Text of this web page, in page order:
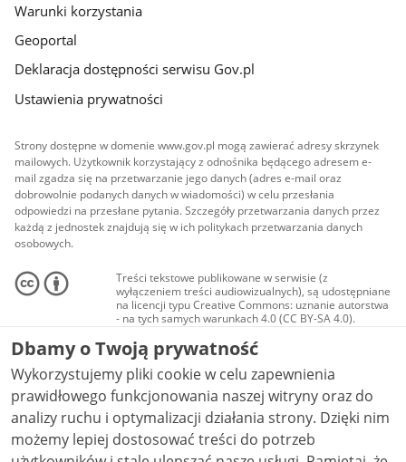
Warunki korzystania
Geoportal
Deklaracja dostępności serwisu Gov.pl
Ustawienia prywatności
Strony dostępne w domenie www.gov.pl mogą zawierać adresy skrzynek
mailowych. Użytkownik korzystający z odnośnika będącego adresem e-
mail zgadza się na przetwarzanie jego danych (adres e-mail oraz
dobrowolnie podanych danych w wiadomości) w celu przesłania
odpowiedzi na przesłane pytania. Szczegóły przetwarzania danych przez
każdą z jednostek znajdują się w ich politykach przetwarzania danych
osobowych.
Treści tekstowe publikowane w serwisie (z
wyłączeniem treści audiowizualnych), są udostępniane
na licencji typu Creative Commons: uznanie autorstwa
- na tych samych warunkach 4.0 (CC BY-SA 4.0).
Materiały audiowizualne, w tym zdjęcia, materiały
audio i wideo, są udostępniane na licencji typu
Creative Commons: uznanie autorstwa użycie
niekomercyjne - bez utworów zależnych 4.0 (CC BY-
NC-ND 4.0), o ile nie jest to stwierdzone inaczej.
Dbamy o Twoją prywatność
Wykorzystujemy pliki cookie w celu zapewnienia
prawidłowego funkcjonowania naszej witryny oraz do
analizy ruchu i optymalizacji działania strony. Dzięki nim
możemy lepiej dostosować treści do potrzeb